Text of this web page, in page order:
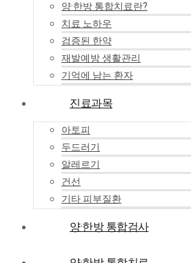
양·한방 통합치료란?
치료 노하우
검증된 한약
재발예방 생활관리
기억에 남는 환자
진료과목
아토피
두드러기
알레르기
건선
기타 피부질환
양·한방 통합검사